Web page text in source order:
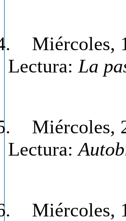
Miércoles,
Lectura: La
Miércoles,
Lectura:
Miércoles,